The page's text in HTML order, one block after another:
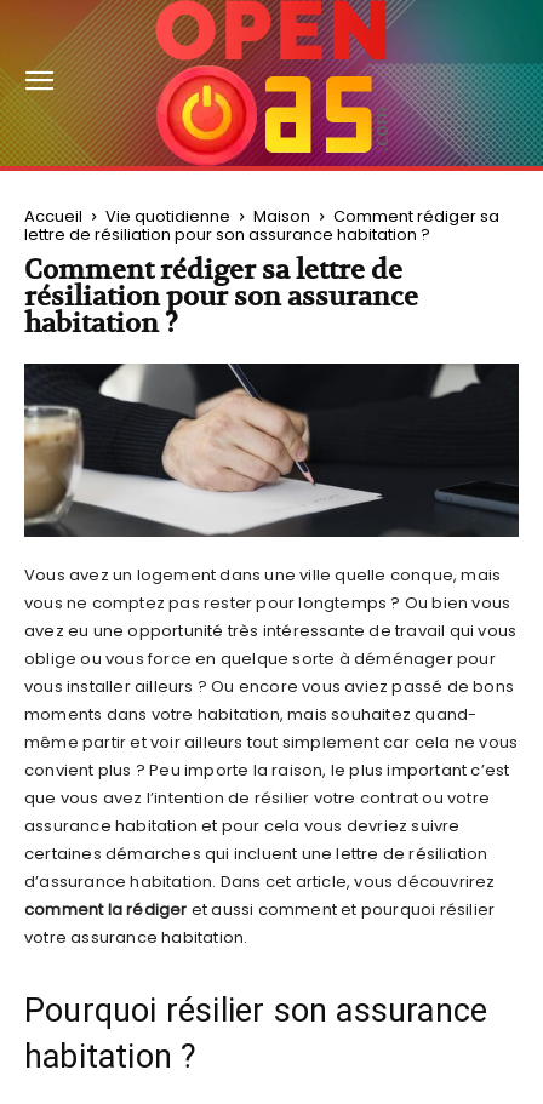
Accueil Vie quotidienne Maison Comment rédiger sa
lettre de résiliation pour son assurance habitation ?
Comment rédiger sa lettre de
résiliation pour son assurance
habitation ?
Vous avez un logement dans une ville quelle conque, mais
vous ne comptez pas rester pour longtemps ? Ou bien vous
avez eu une opportunité très intéressante de travail qui vous
oblige ou vous force en quelque sorte à déménager pour
vous installer ailleurs ? Ou encore vous aviez passé de bons
moments dans votre habitation, mais souhaitez quand-
même partir et voir ailleurs tout simplement car cela ne vous
convient plus ? Peu importe la raison, le plus important c’est
que vous avez l’intention de résilier votre contrat ou votre
assurance habitation et pour cela vous devriez suivre
certaines démarches qui incluent une lettre de résiliation
d’assurance habitation. Dans cet article, vous découvrirez
comment la rédiger et aussi comment et pourquoi résilier
votre assurance habitation.
Pourquoi résilier son assurance
habitation ?